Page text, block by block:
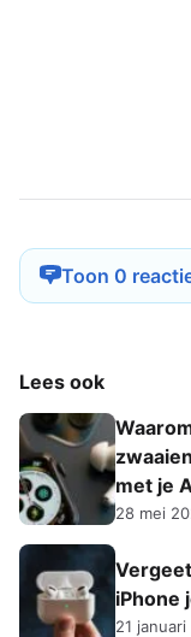
Toon 0
Lees ook
met je
28 mei
iPhone
21